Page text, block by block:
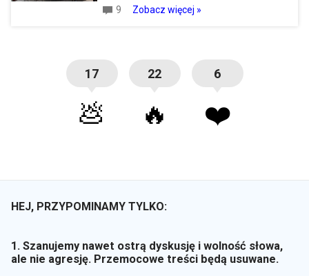
9 Zobacz więcej »
17
💩
22
🔥
6
❤️
HEJ, PRZYPOMINAMY TYLKO:
1. Szanujemy nawet ostrą dyskusję i wolność słowa,
ale nie agresję. Przemocowe treści będą usuwane.